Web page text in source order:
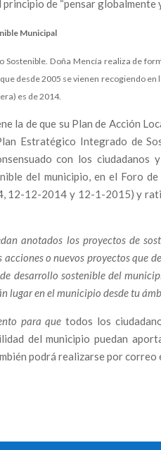
de “pensar globalmente
Municipal
Doña Mencía realiza de
desde 2005 se vienen recogiendo en
es de 2014.
la de que su Plan de Acción
Estratégico Integrado de
con los ciudadanos
del municipio, en el Foro
12-12-2014 y 12-1-2015) y
anotados los proyectos de
acciones o nuevos proyectos que
desarrollo sostenible del
lugar en el municipio desde tu
para quetodos los
del municipio puedan
podrá realizarse por